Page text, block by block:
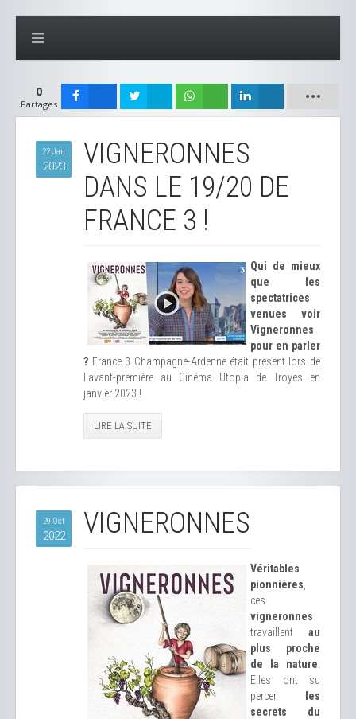
0
Partages
22 Jan
2023
VIGNERONNES
DANS LE 19/20 DE
FRANCE 3 !
Qui de mieux
que les
spectatrices
venues voir
Vigneronnes
pour en parler
? France 3 Champagne-Ardenne était présent lors de
l'avant-première au Cinéma Utopia de Troyes en
janvier 2023 !
LIRE LA SUITE
29 Oct
2022 VIGNERONNES
Véritables
pionnières
ces
vigneronnes
travaillent au
plus proche
de la nature
Elles ont su
percer
les
secrets du